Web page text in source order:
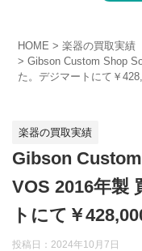
HOME
楽器の買取実績
Gibson Custom Shop
た。デジマートにて￥
楽器の買取実績
Gibson
VOS 2016年製
トにて￥
投稿日：2024年10月7日